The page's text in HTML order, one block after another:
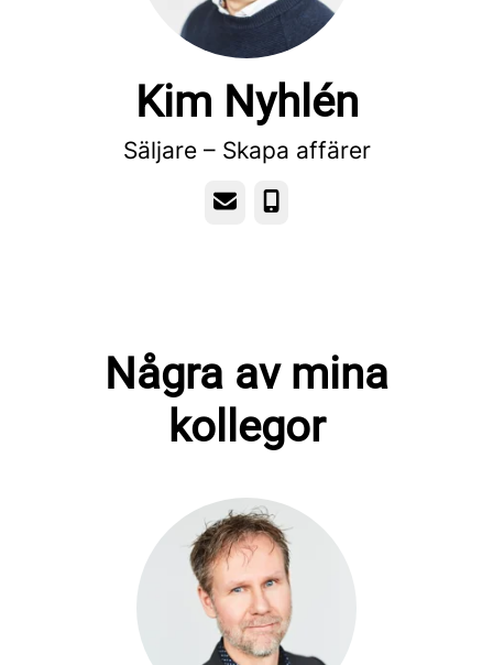
Kim Nyhlén
Säljare – Skapa affärer
E-postTelefon
Några av mina
kollegor